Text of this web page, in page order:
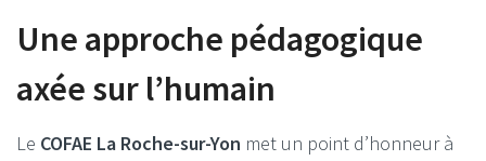
Une approche pédagogique
axée sur l’humain
Le COFAE La Roche-sur-Yon met un point d’honneur à